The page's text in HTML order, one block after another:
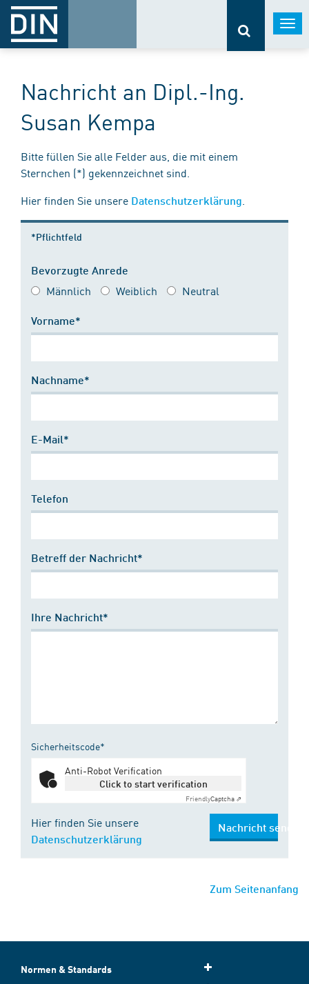
Nachricht an Dipl.-Ing.
Susan Kempa
Bitte füllen Sie alle Felder aus, die mit einem
Sternchen (*) gekennzeichnet sind.
Hier finden Sie unsere Datenschutzerklärung
*Pflichtfeld
Bevorzugte Anrede
Männlich Weiblich Neutral
Vorname*
Nachname*
E-Mail*
Telefon
Betreff der Nachricht*
Ihre Nachricht*
Sicherheitscode*
Anti-Robot Verification
Click to start verification
FriendlyCaptcha ⇗
Hier finden Sie unsere
Datenschutzerklärung
Nachricht senden
Zum Seitenanfang
Normen & Standards